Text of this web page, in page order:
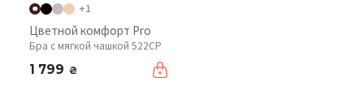
+1
Цветной комфорт Pro
Бра с мягкой чашкой 522CP
1 799 ₴